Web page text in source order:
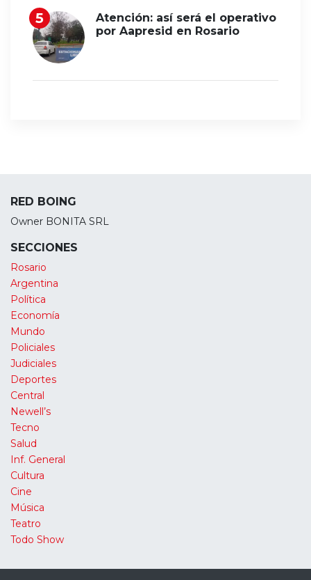
Atención: así será el operativo
por Aapresid en Rosario
RED BOING
Owner BONITA SRL
SECCIONES
Rosario
Argentina
Política
Economía
Mundo
Policiales
Judiciales
Deportes
Central
Newell’s
Tecno
Salud
Inf. General
Cultura
Cine
Música
Teatro
Todo Show